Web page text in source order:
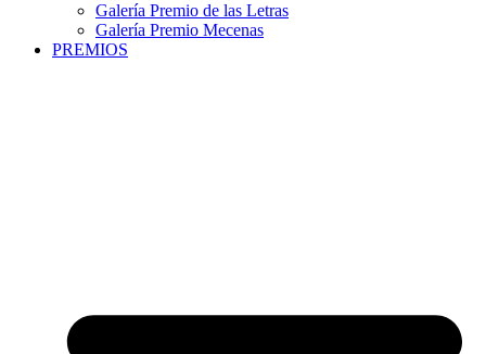
Galería Premio de las Letras
Galería Premio Mecenas
PREMIOS